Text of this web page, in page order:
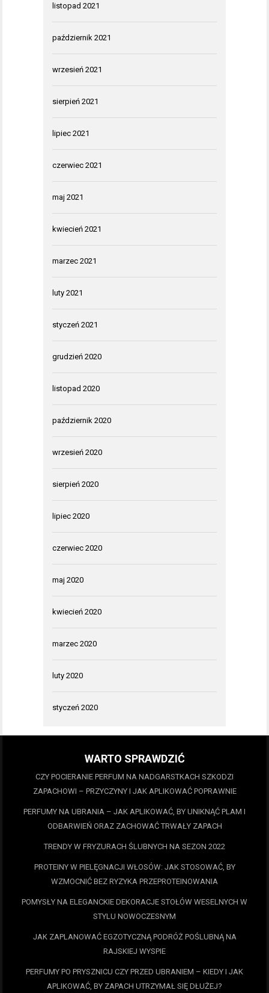
listopad 2021
październik 2021
wrzesień 2021
sierpień 2021
lipiec 2021
czerwiec 2021
maj 2021
kwiecień 2021
marzec 2021
luty 2021
styczeń 2021
grudzień 2020
listopad 2020
październik 2020
wrzesień 2020
sierpień 2020
lipiec 2020
czerwiec 2020
maj 2020
kwiecień 2020
marzec 2020
luty 2020
styczeń 2020
WARTO SPRAWDZIĆ
CZY POCIERANIE PERFUM NA NADGARSTKACH SZKODZI
ZAPACHOWI – PRZYCZYNY I JAK APLIKOWAĆ POPRAWNIE
PERFUMY NA UBRANIA – JAK APLIKOWAĆ, BY UNIKNĄĆ PLAM I
ODBARWIEŃ ORAZ ZACHOWAĆ TRWAŁY ZAPACH
TRENDY W FRYZURACH ŚLUBNYCH NA SEZON 2022
PROTEINY W PIELĘGNACJI WŁOSÓW: JAK STOSOWAĆ, BY
WZMOCNIĆ BEZ RYZYKA PRZEPROTEINOWANIA
POMYSŁY NA ELEGANCKIE DEKORACJE STOŁÓW WESELNYCH W
STYLU NOWOCZESNYM
JAK ZAPLANOWAĆ EGZOTYCZNĄ PODRÓŻ POŚLUBNĄ NA
RAJSKIEJ WYSPIE
PERFUMY PO PRYSZNICU CZY PRZED UBRANIEM – KIEDY I JAK
APLIKOWAĆ, BY ZAPACH UTRZYMAŁ SIĘ DŁUŻEJ?